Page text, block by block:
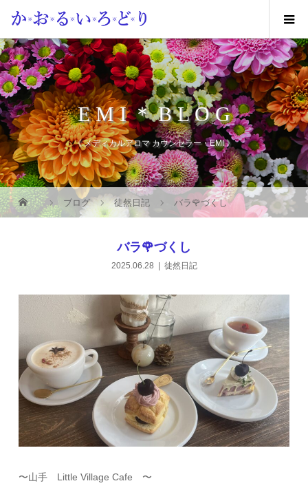
E M I ＊ B L O G
《 メディカルアロマ カウンセラー・EMI 》
ブログ 徒然日記 バラ🌹づくし
バラ🌹づくし
2025.06.28 徒然日記
〜山手 Little Village Cafe 〜